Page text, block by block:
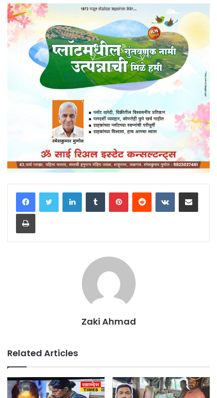
LinkedInTumblr PinterestReddit VKontakteShare via Email
Print
Zaki Ahmad
Related Articles